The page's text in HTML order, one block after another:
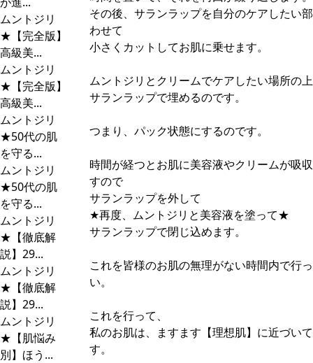
ムントジリ
★【完全版】
高級美...
ムントジリ
★【完全版】
高級美...
ムントジリ
★50代の肌
を守る...
ムントジリ
★50代の肌
を守る...
ムントジリ
★【徹底解
説】29...
ムントジリ
★【徹底解
説】29...
ムントジリ
★【肌悩み
別】ほう...
その後、サランラップを自分のケアしたい
わせて
小さくカットしてお肌に乗せます。
ムントジリとクリームでケアしたい場所の
サランラップで埋めるのです。
つまり、パック状態にするのです。
時間が経つとお肌に美容液やクリームが吸
すので
サランラップを外して
★再度、ムントジリと美容液を塗って★
サランラップで閉じ込めます。
これを皆様のお肌の無理がない時間内で行
い。
これを行って、
私のお肌は、ますます【理想肌】に近づい
す。